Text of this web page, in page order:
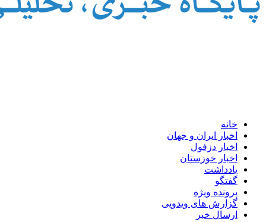
خانه
اخبار ایران و جهان
اخبار دزفول
اخبار خوزستان
یادداشت
گفتگو
پرونده ویژه
گزارش های ویدویی
ارسال خبر